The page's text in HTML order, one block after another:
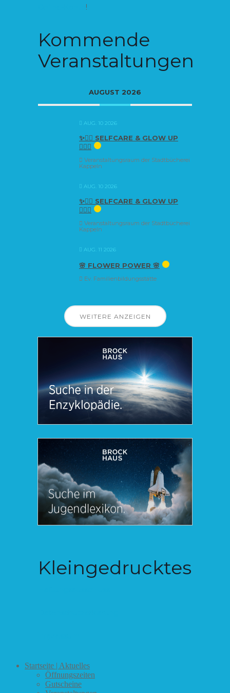
!
Kommende
Veranstaltungen
AUGUST 2026
AUG. 10 2026
✨🧘‍♀️ SELFCARE & GLOW UP
🧘‍♀️✨
Veranstaltungsraum der Stadtbücherei
Kappeln
AUG. 10 2026
✨🧘‍♀️ SELFCARE & GLOW UP
🧘‍♀️✨
Veranstaltungsraum der Stadtbücherei
Kappeln
AUG. 11 2026
🌸 FLOWER POWER 🌸
Ev. Familienbildungsstätte
WEITERE ANZEIGEN
Kleingedrucktes
Startseite | Aktuelles
Öffnungszeiten
Gutscheine